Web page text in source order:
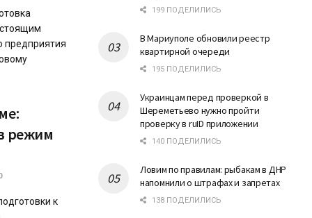
предприятия
режим
к
199 ПОДЕЛИЛИСЬ
В Мариуполе обновили реестр
квартирной очереди
195 ПОДЕЛИЛИСЬ
Украинцам перед проверкой в
Шереметьево нужно пройти
проверку в ruID приложении
140 ПОДЕЛИЛИСЬ
Ловим по правилам: рыбакам в ДНР
напомнили о штрафах и запретах
138 ПОДЕЛИЛИСЬ